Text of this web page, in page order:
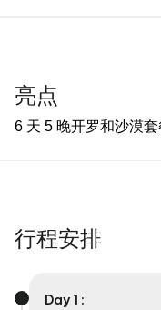
亮点
6 天 5 晚开罗和沙漠
行程安排
Day 1 :